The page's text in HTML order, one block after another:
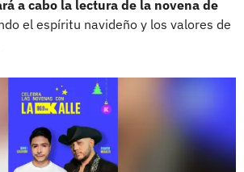
a cabo la lectura de la novena de
el espíritu navideño y los valores de